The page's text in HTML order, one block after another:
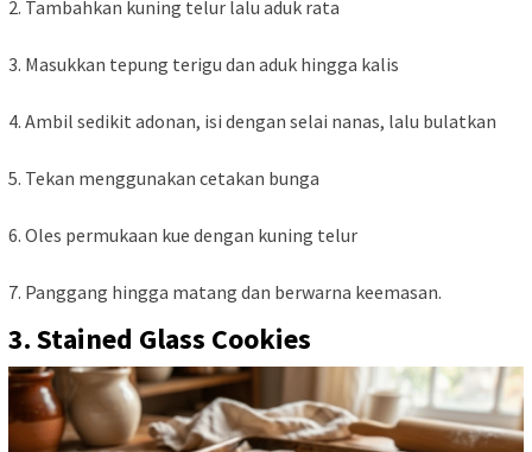
2. Tambahkan kuning telur lalu aduk rata
3. Masukkan tepung terigu dan aduk hingga kalis
4. Ambil sedikit adonan, isi dengan selai nanas, lalu bulatkan
5. Tekan menggunakan cetakan bunga
6. Oles permukaan kue dengan kuning telur
7. Panggang hingga matang dan berwarna keemasan.
3. Stained Glass Cookies